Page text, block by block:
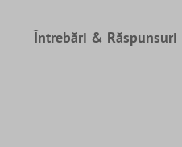
Întrebări & Răspunsuri